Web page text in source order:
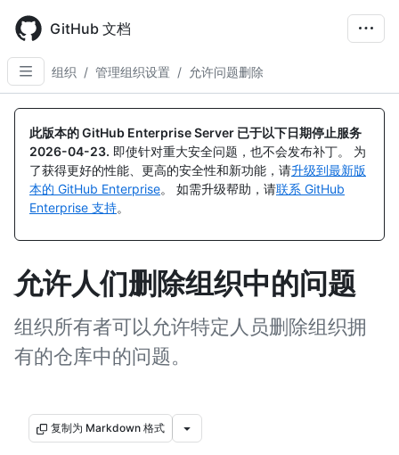
main
content
GitHub 文档
组织 / 管理组织设置 / 允许问题删除
此版本的 GitHub Enterprise Server 已于以下日期停止服务
2026-04-23. 即使针对重大安全问题，也不会发布补丁。 为
了获得更好的性能、更高的安全性和新功能，请升级到最新版
本的 GitHub Enterprise。 如需升级帮助，请联系 GitHub
Enterprise 支持。
允许人们删除组织中的问题
组织所有者可以允许特定人员删除组织拥
有的仓库中的问题。
复制为 Markdown 格式